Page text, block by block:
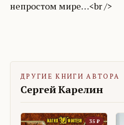
непростом мире…<br />
ДРУГИЕ КНИГИ АВТОРА
Сергей Карелин
35 ₽